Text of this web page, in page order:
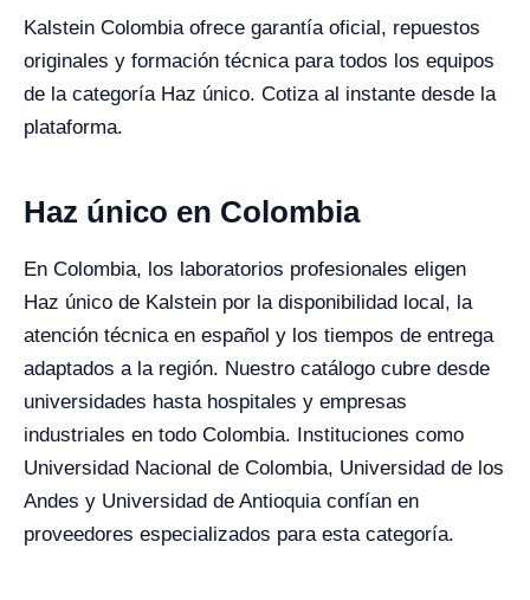
Kalstein Colombia ofrece garantía oficial, repuestos
originales y formación técnica para todos los equipos
de la categoría Haz único. Cotiza al instante desde la
plataforma.
Haz único en Colombia
En Colombia, los laboratorios profesionales eligen
Haz único de Kalstein por la disponibilidad local, la
atención técnica en español y los tiempos de entrega
adaptados a la región. Nuestro catálogo cubre desde
universidades hasta hospitales y empresas
industriales en todo Colombia. Instituciones como
Universidad Nacional de Colombia, Universidad de los
Andes y Universidad de Antioquia confían en
proveedores especializados para esta categoría.